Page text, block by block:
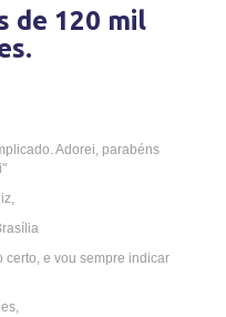
de 120 mil
Adorei, parabéns
certo, e vou sempre indicar